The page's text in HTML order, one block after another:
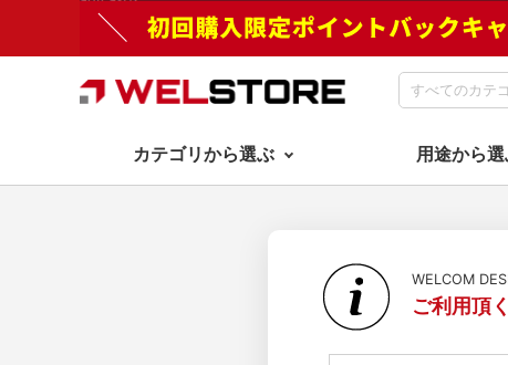
カテゴリから選ぶ 用途から
WELCOM
ご利用頂